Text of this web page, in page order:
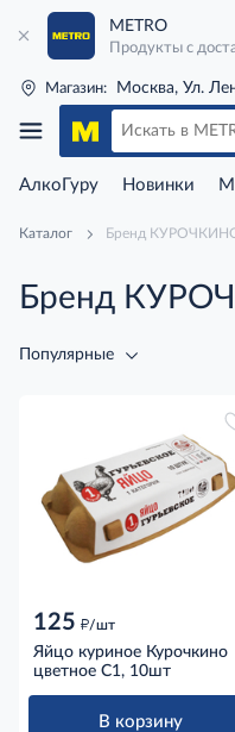
METRO
Продукты с
Магазин: Москва, Ул.
АлкоГуру Новинки
Каталог Бренд
Бренд
Популярные
125 д/шт
Яйцо куриное Курочкино
цветное С1, 10шт
В корзину